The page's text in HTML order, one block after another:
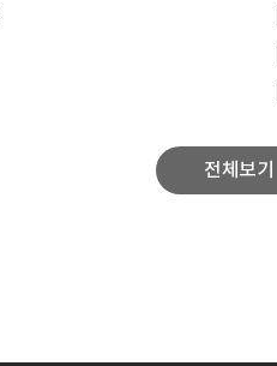
전체보기